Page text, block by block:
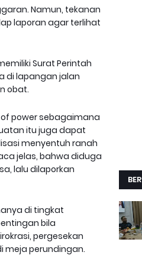
Namun, tekanan
laporan agar terlihat
Surat Perintah
di lapangan jalan
obat.
power sebagaimana
itu juga dapat
menyentuh ranah
jelas, bahwa diduga
lalu dilaporkan
di tingkat
bila
pergesekan
meja perundingan.